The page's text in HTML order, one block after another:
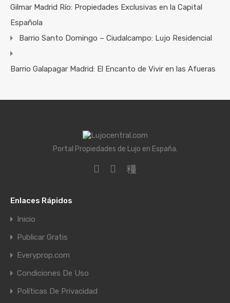
Gilmar Madrid Río: Propiedades Exclusivas en la Capital
Española
Barrio Santo Domingo – Ciudalcampo: Lujo Residencial
Barrio Galapagar Madrid: El Encanto de Vivir en las Afueras
Portal Propiedades de Lujo en España.
Enlaces Rápidos
Inicio
Publicar Gratis
Everyprop.com
Condiciones De Uso
Políticas De Privacidad